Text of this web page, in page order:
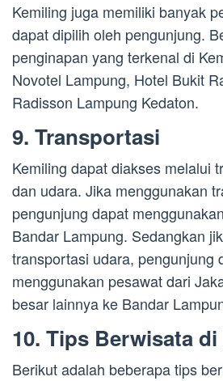
Kemiling juga memiliki banyak
dapat dipilih oleh pengunjung.
penginapan yang terkenal di
Novotel Lampung, Hotel Bukit
Radisson Lampung Kedaton.
9. Transportasi
Kemiling dapat diakses melalui
dan udara. Jika menggunakan
pengunjung dapat
Bandar Lampung. Sedangkan
transportasi udara, pengunjung
menggunakan pesawat dari
besar lainnya ke Bandar
10. Tips Berwisata
Berikut adalah beberapa tips